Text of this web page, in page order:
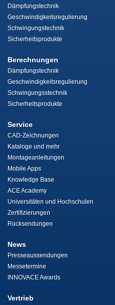
Dämpfungstechnik
Geschwindigkeitsregulierung
Schwingungstechnik
Sicherheitsprodukte
Berechnungen
Dämpfungstechnik
Geschwindigkeitsregulierung
Schwingungsstechnik
Sicherheitsprodukte
Service
CAD-Zeichnungen
Kataloge und mehr
Montageanleitungen
Mobile Apps
Knowledge Base
ACE Academy
Universitäten und Hochschulen
Zertifizierungen
Rücksendungen
News
Presseaussendungen
Messetermine
INNOVACE Awards
Vertrieb